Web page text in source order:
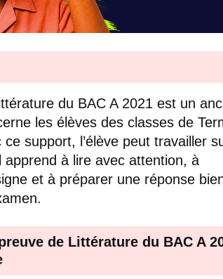
du BAC A 2021 est un
les élèves des classes de
support, l’élève peut travailler
apprend à lire avec attention, à
et à préparer une réponse
de Littérature du BAC A